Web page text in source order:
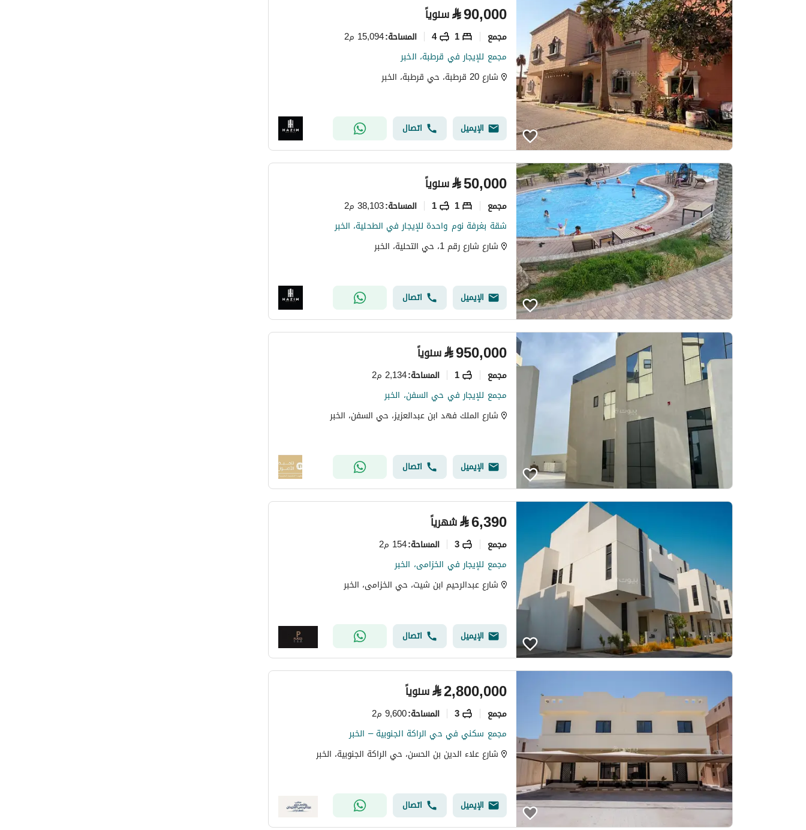
⃁90,000 سنوياً
مجمع 1
4 المساحة:15,094 م2
مجمع للإيجار في قرطبة، الخبر
شارع 20 قرطبة، حي قرطبة، الخبر
الإيميل اتصال
⃁50,000 سنوياً
مجمع 1
1 المساحة:38,103 م2
شقة بغرفة نوم واحدة للإيجار في الطحلية، الخبر
شارع شارع رقم 1، حي التحلية، الخبر
الإيميل اتصال
⃁950,000 سنوياً
مجمع 1 المساحة:2,134 م2
مجمع للإيجار في حي السفن، الخبر
شارع الملك فهد ابن عبدالعزيز، حي السفن، الخبر
الإيميل اتصال
⃁6,390 شهرياً
مجمع 3 المساحة:154 م2
مجمع للإيجار في الخزامى، الخبر
شارع عبدالرحيم ابن شيت، حي الخزامى، الخبر
الإيميل اتصال
⃁2,800,000 سنوياً
مجمع 3 المساحة:9,600 م2
مجمع سكني في حي الراكة الجنوبية – الخبر
شارع علاء الدين بن الحسن، حي الراكة الجنوبية، الخبر
الإيميل اتصال